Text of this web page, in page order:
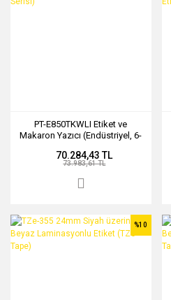
PT-E850TKWLI Etiket ve
Makaron Yazıcı (Endüstriyel, 6-
70.284,43 TL
73.983,61 TL
%10